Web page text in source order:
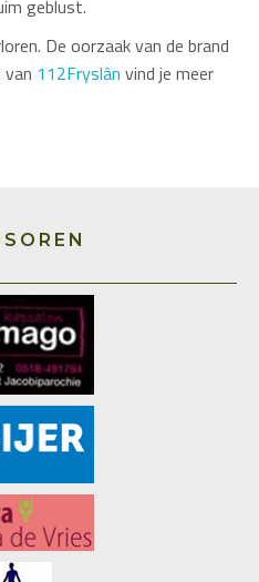
geblust.
De oorzaak van de brand
112Fryslân vind je meer